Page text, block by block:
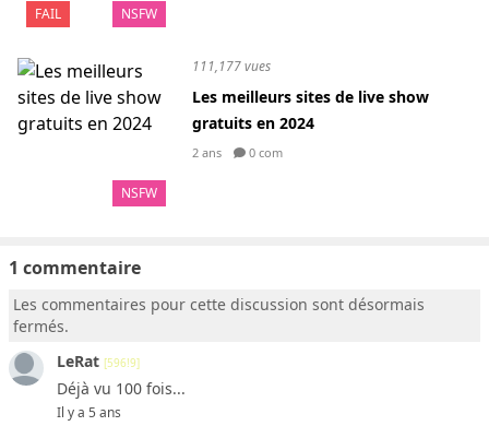
FAIL NSFW
NSFW
111,177 vues
Les meilleurs sites de live show
gratuits en 2024
2 ans 0 com
1 commentaire
Les commentaires pour cette discussion sont désormais
fermés.
LeRat [596!9]
Déjà vu 100 fois...
Il y a 5 ans